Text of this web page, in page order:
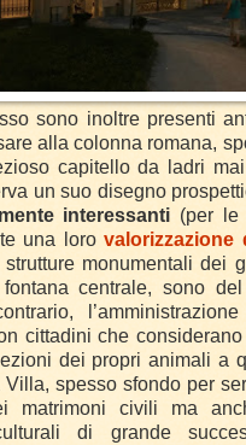
sono inoltre presenti
alla colonna romana,
capitello da ladri mai
un suo disegno
interessanti (per le
una loro valorizzazione
monumentali dei
centrale, sono
cittadini che
dei propri animali a
Villa, spesso sfondo per
matrimoni civili ma
di grande